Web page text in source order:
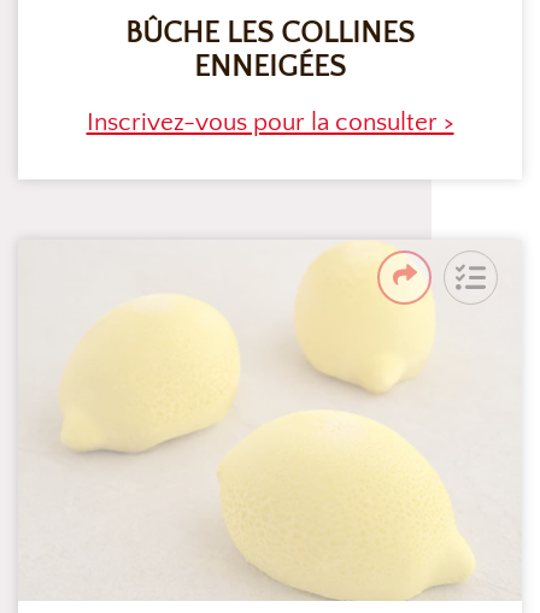
BÛCHE LES COLLINES
ENNEIGÉES
Inscrivez-vous pour la consulter >